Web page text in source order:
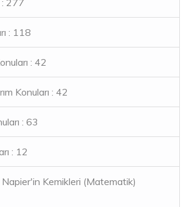
: 277
: 118
: 42
Konuları : 42
: 63
: 12
Napier'in Kemikleri (Matematik)